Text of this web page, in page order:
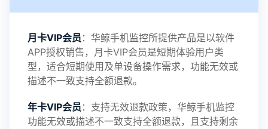
月卡VIP会员 ：华鲸手机监控所提供产品是以软件
APP授权销售，月卡VIP会员是短期体验用户类
型，适合短期使用及单设备操作需求，功能无效或
描述不一致支持全额退款。
年卡VIP会员 ：支持无效退款政策，华鲸手机监控
功能无效或描述不一致支持全额退款，且支持剩余